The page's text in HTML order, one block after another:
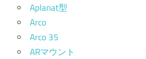
Aplanat型
Arco
Arco 35
ARマウント